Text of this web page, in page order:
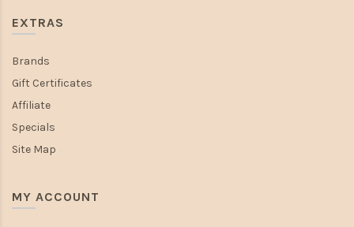
EXTRAS
Brands
Gift Certificates
Affiliate
Specials
Site Map
MY ACCOUNT